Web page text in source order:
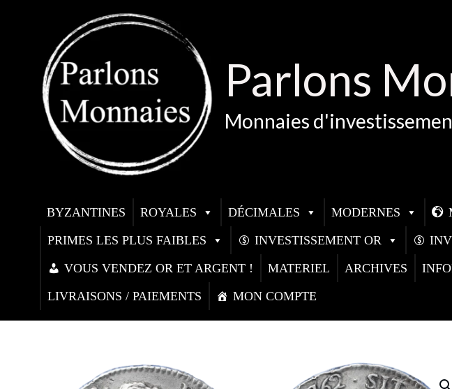
Parlons
Monnaies
BYZANTINES ROYALES DÉCIMALES MODERNES
PRIMES LES PLUS FAIBLES
INVESTISSEMENT OR
VOUS VENDEZ OR ET ARGENT !
MATERIEL ARCHIVES
LIVRAISONS / PAIEMENTS
MON COMPTE